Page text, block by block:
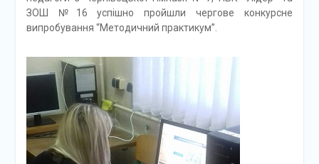
ЗОШ №16 успішно пройшли чергове конкурсне
випробування “Методичний практикум”.